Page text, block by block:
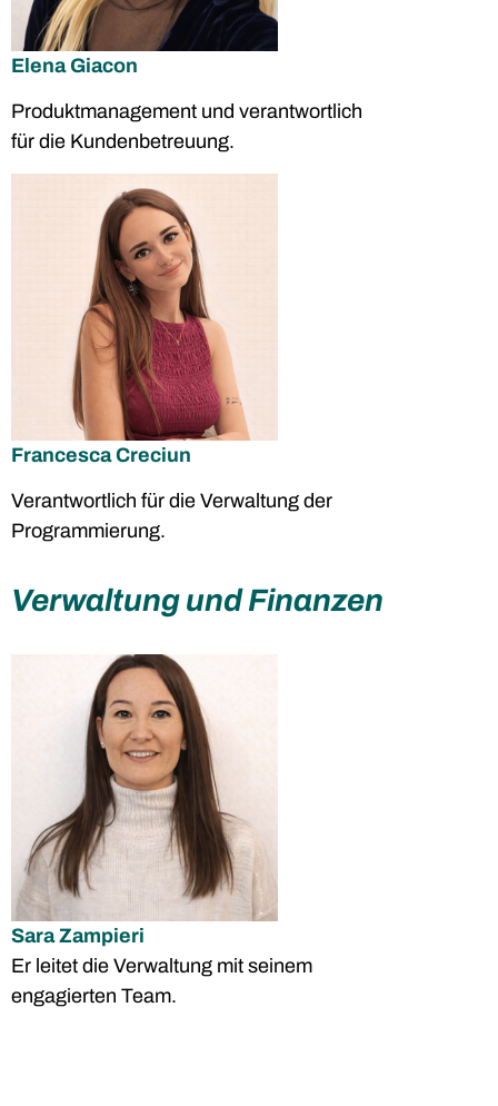
Elena Giacon
Produktmanagement und verantwortlich
für die Kundenbetreuung.
Francesca Creciun
Verantwortlich für die Verwaltung der
Programmierung.
Verwaltung und Finanzen
Sara Zampieri
Er leitet die Verwaltung mit seinem
engagierten Team.